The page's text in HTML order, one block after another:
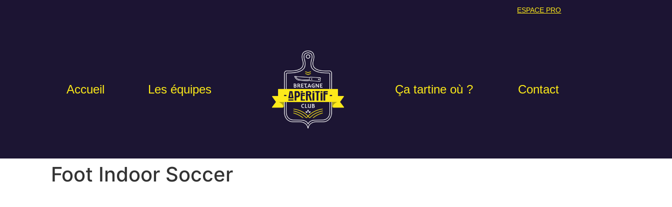
ESPACE PRO
Accueil Les équipes Ça tartine où ? Contact
Foot Indoor Soccer